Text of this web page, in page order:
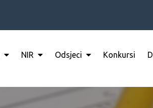
NIR Odsjeci Konkursi